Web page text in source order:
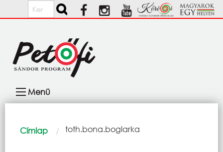
Ugrás a tartalomra
Keresés
navigáció
Menü
Morzsa
Címlap Current:
toth.bona.boglarka